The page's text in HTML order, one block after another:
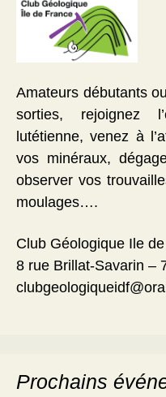
Amateurs débutants
sorties, rejoignez
lutétienne, venez à
vos minéraux,
observer vos
moulages….
Club Géologique Ile
8 rue Brillat-Savarin –
Prochains